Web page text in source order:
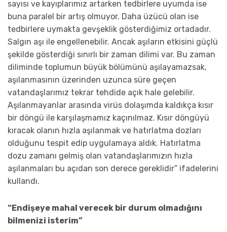
sayısı ve kayıplarımız artarken tedbirlere uyumda ise
buna paralel bir artış olmuyor. Daha üzücü olan ise
tedbirlere uymakta gevşeklik gösterdiğimiz ortadadır.
Salgın aşı ile engellenebilir. Ancak aşıların etkisini güçlü
şekilde gösterdiği sınırlı bir zaman dilimi var. Bu zaman
diliminde toplumun büyük bölümünü aşılayamazsak,
aşılanmasının üzerinden uzunca süre geçen
vatandaşlarımız tekrar tehdide açık hale gelebilir.
Aşılanmayanlar arasında virüs dolaşımda kaldıkça kısır
bir döngü ile karşılaşmamız kaçınılmaz. Kısır döngüyü
kıracak olanın hızla aşılanmak ve hatırlatma dozları
olduğunu tespit edip uygulamaya aldık. Hatırlatma
dozu zamanı gelmiş olan vatandaşlarımızın hızla
aşılanmaları bu açıdan son derece gereklidir” ifadelerini
kullandı.
“Endişeye mahal verecek bir durum olmadığını
bilmenizi isterim”